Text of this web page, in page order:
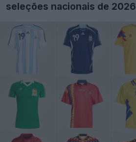
seleções nacionais de 2026